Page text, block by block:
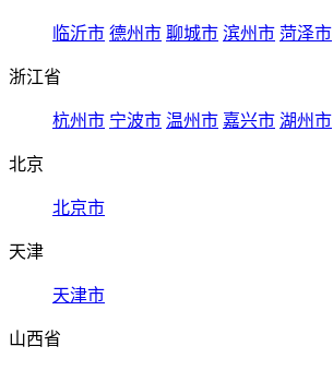
临沂市 德州市 聊城市 滨州市 菏泽市
浙江省
杭州市 宁波市 温州市 嘉兴市 湖州市
北京
北京市
天津
天津市
山西省